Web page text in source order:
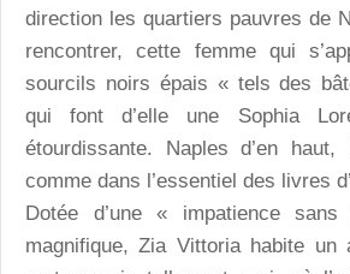
direction les quartiers pauvres de
rencontrer, cette femme qui
sourcils noirs épais « tels des
qui font d’elle une Sophia
étourdissante. Naples d’en haut,
comme dans l’essentiel des livres
Dotée d’une « impatience
magnifique, Zia Vittoria habite un